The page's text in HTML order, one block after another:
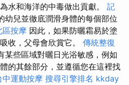
水和海洋的中毒做出貢獻。 記
幼兒並徹底潤滑身體的每個部位
區按摩 因此，如果防曬霜易於塗
收，父母會欣賞它。 傳統整復
某些區域對曬日光浴敏感，例如
的其餘部分，並遵循您在這裡找
中運動按摩 搜尋引擎排名 kkday